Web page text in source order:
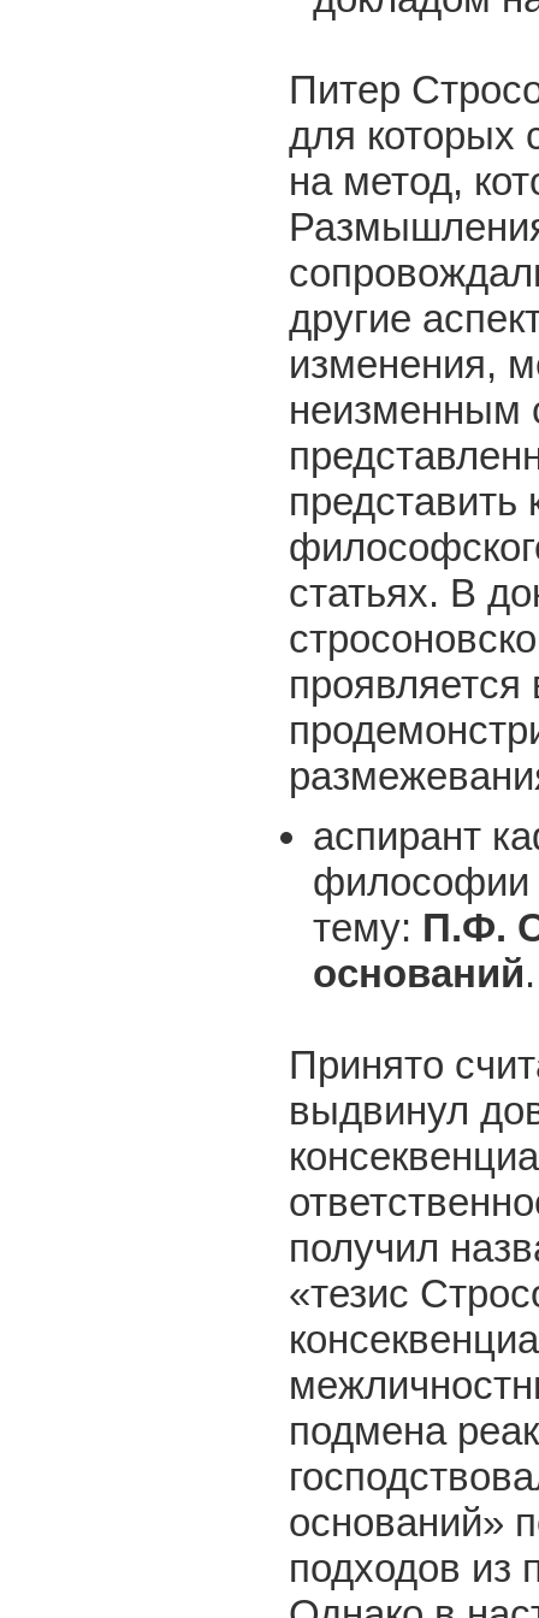
Питер
для которых
на метод,
другие
изменения,
неизменным
статьях. В
проявляется
аспирант
философии
тему: П.Ф.
оснований.
Принято
выдвинул
получил
«тезис
подмена
оснований»
подходов из